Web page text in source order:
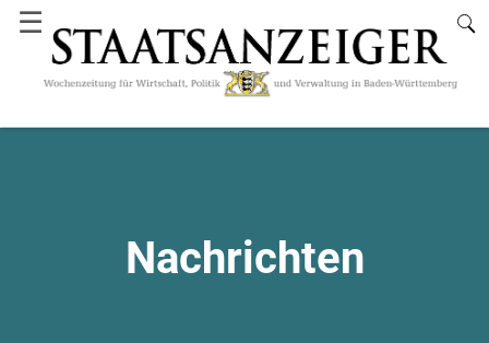
☰
Nachrichten